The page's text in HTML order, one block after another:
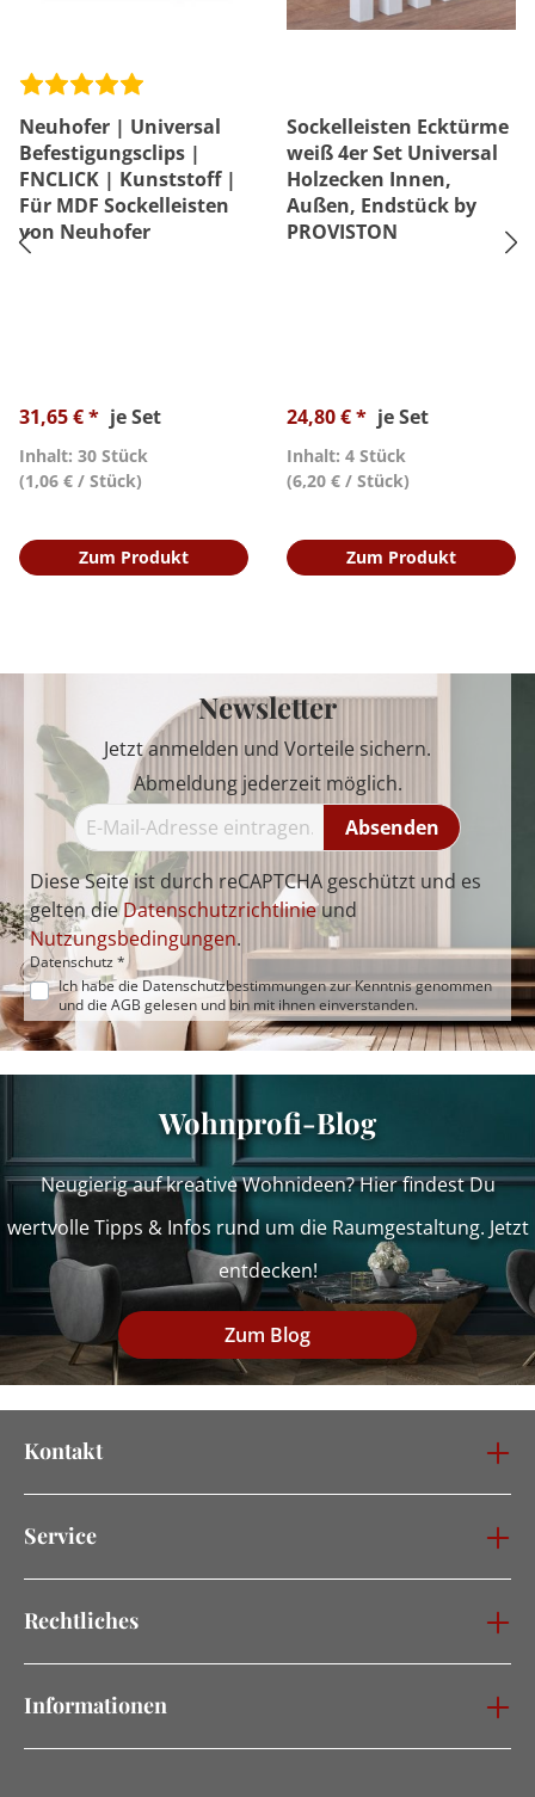
Neuhofer | Universal
Befestigungsclips |
FNCLICK | Kunststoff |
Für MDF Sockelleisten
von Neuhofer
31,65 € * je Set
Inhalt: 30 Stück
(1,06 € / Stück)
Zum Produkt
Sockelleisten Ecktürme
weiß 4er Set Universal
Holzecken Innen,
Außen, Endstück by
PROVISTON
24,80 € * je Set
Inhalt: 4 Stück
(6,20 € / Stück)
Zum Produkt
Newsletter
Jetzt anmelden und Vorteile sichern.
Abmeldung jederzeit möglich.
Absenden
Diese Seite ist durch reCAPTCHA geschützt und es
gelten dieDatenschutzrichtlinieund
Nutzungsbedingungen.
Datenschutz *
Ich habe die Datenschutzbestimmungenzur Kenntnis genommen
und die AGB gelesen und bin mit ihnen einverstanden.
Wohnprofi-Blog
Neugierig auf kreative Wohnideen? Hier findest Du
wertvolle Tipps & Infos rund um die Raumgestaltung. Jetzt
entdecken!
Zum Blog
Kontakt
Service
Rechtliches
Informationen